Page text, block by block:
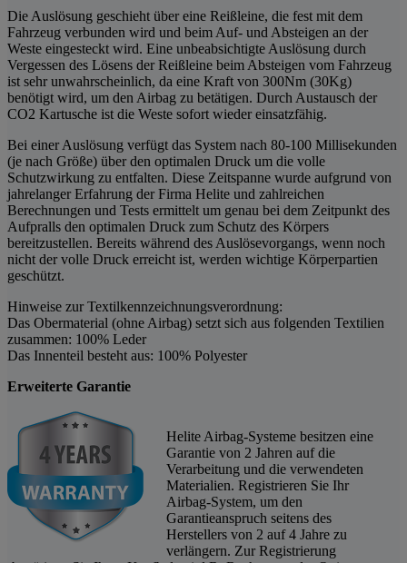
Die Auslösung geschieht über eine Reißleine, die fest mit dem
Fahrzeug verbunden wird und beim Auf- und Absteigen an der
Weste eingesteckt wird. Eine unbeabsichtigte Auslösung durch
Vergessen des Lösens der Reißleine beim Absteigen vom Fahrzeug
ist sehr unwahrscheinlich, da eine Kraft von 300Nm (30Kg)
benötigt wird, um den Airbag zu betätigen. Durch Austausch der
CO2 Kartusche ist die Weste sofort wieder einsatzfähig.
Bei einer Auslösung verfügt das System nach 80-100 Millisekunden
(je nach Größe) über den optimalen Druck um die volle
Schutzwirkung zu entfalten. Diese Zeitspanne wurde aufgrund von
jahrelanger Erfahrung der Firma Helite und zahlreichen
Berechnungen und Tests ermittelt um genau bei dem Zeitpunkt des
Aufpralls den optimalen Druck zum Schutz des Körpers
bereitzustellen. Bereits während des Auslösevorgangs, wenn noch
nicht der volle Druck erreicht ist, werden wichtige Körperpartien
geschützt.
Hinweise zur Textilkennzeichnungsverordnung:
Das Obermaterial (ohne Airbag) setzt sich aus folgenden Textilien
zusammen: 100% Leder
Das Innenteil besteht aus: 100% Polyester
Erweiterte Garantie
Helite Airbag-Systeme besitzen eine
Garantie von 2 Jahren auf die
Verarbeitung und die verwendeten
Materialien. Registrieren Sie Ihr
Airbag-System, um den
Garantieanspruch seitens des
Herstellers von 2 auf 4 Jahre zu
verlängern. Zur Registrierung